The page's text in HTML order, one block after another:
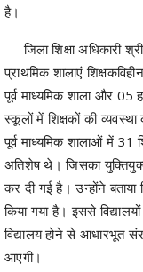
है।
जिला शिक्षा अधिकारी
प्राथमिक शालाएं
पूर्व माध्यमिक शाला और
स्कूलों में शिक्षकों की
पूर्व माध्यमिक शालाओं में 31
अतिशेष थे। जिसका
कर दी गई है। उन्होंने
किया गया है। इससे
विद्यालय होने से आधारभूत
आएगी।